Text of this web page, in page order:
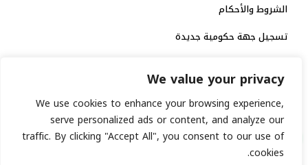
We value your privacy
We use cookies to enhance your browsing experience,
serve personalized ads or content, and analyze our
traffic. By clicking "Accept All", you consent to our use of
cookies.
الشروط والأحكام
تسجيل جهة حكومية جديدة
منصة إخبارية مرخصة
انشر خبرك